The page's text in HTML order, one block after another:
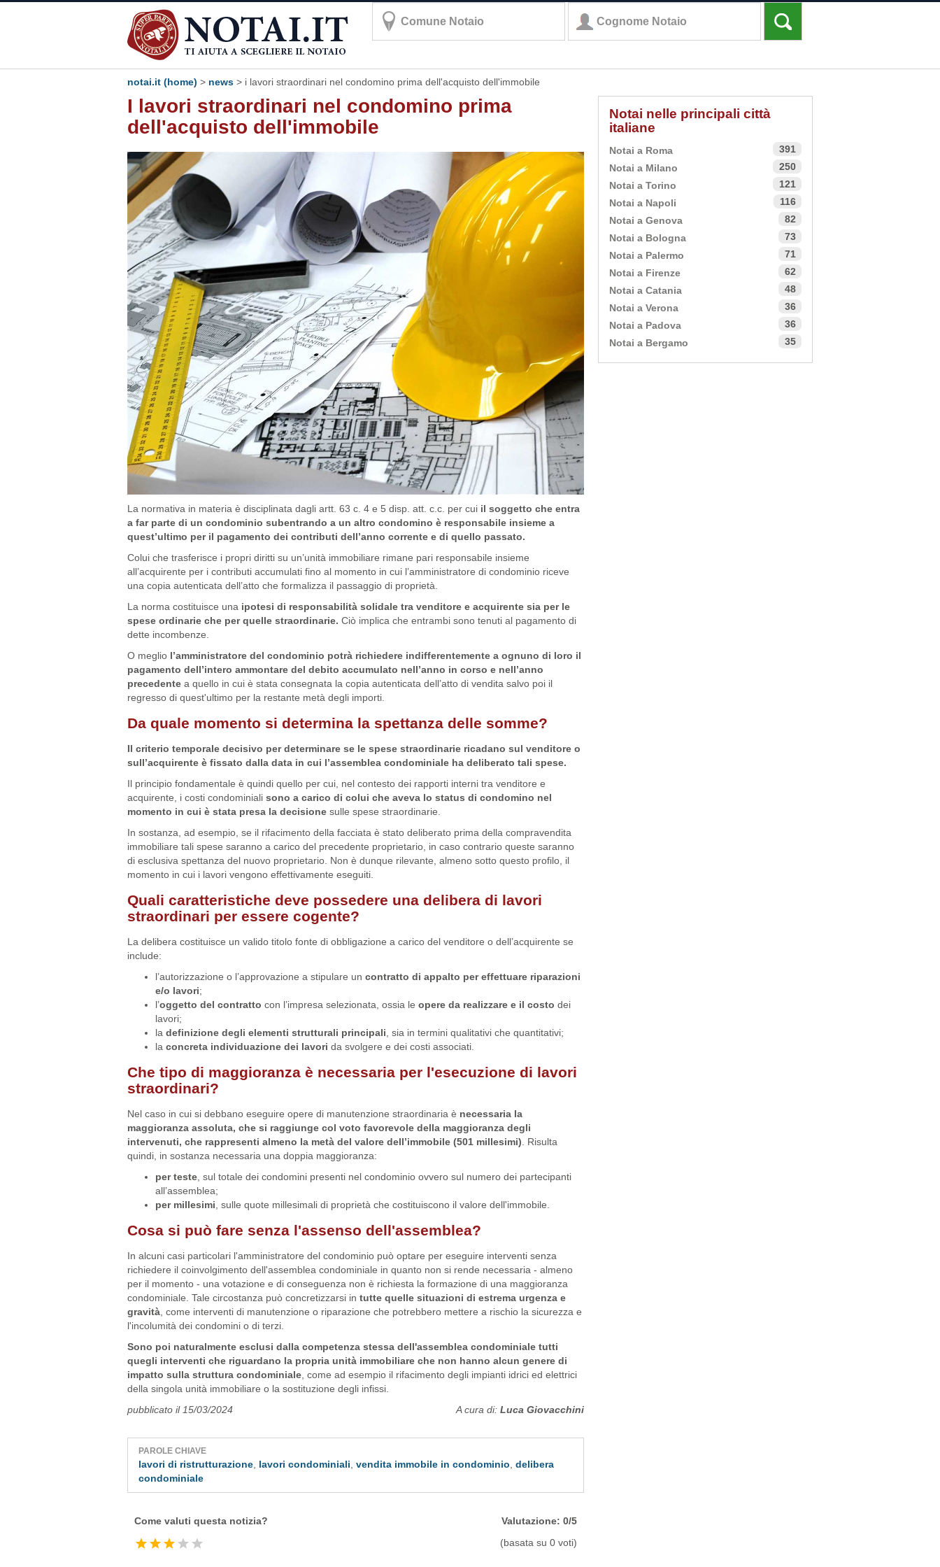
notai.it (home) > news > i lavori straordinari nel condomino prima dell'acquisto dell'immobile
I lavori straordinari nel condomino prima
dell'acquisto dell'immobile
La normativa in materia è disciplinata dagli artt. 63 c. 4 e 5 disp. att. c.c. per cui il soggetto che entra
a far parte di un condominio subentrando a un altro condomino è responsabile insieme a
quest’ultimo per il pagamento dei contributi dell’anno corrente e di quello passato.
Colui che trasferisce i propri diritti su un’unità immobiliare rimane pari responsabile insieme
all’acquirente per i contributi accumulati fino al momento in cui l’amministratore di condominio riceve
una copia autenticata dell’atto che formalizza il passaggio di proprietà.
La norma costituisce una ipotesi di responsabilità solidale tra venditore e acquirente sia per le
spese ordinarie che per quelle straordinarie. Ciò implica che entrambi sono tenuti al pagamento di
dette incombenze.
O meglio l’amministratore del condominio potrà richiedere indifferentemente a ognuno di loro il
pagamento dell’intero ammontare del debito accumulato nell’anno in corso e nell’anno
precedente a quello in cui è stata consegnata la copia autenticata dell’atto di vendita salvo poi il
regresso di quest'ultimo per la restante metà degli importi.
Da quale momento si determina la spettanza delle somme?
Il criterio temporale decisivo per determinare se le spese straordinarie ricadano sul venditore o
sull’acquirente è fissato dalla data in cui l’assemblea condominiale ha deliberato tali spese.
Il principio fondamentale è quindi quello per cui, nel contesto dei rapporti interni tra venditore e
acquirente, i costi condominiali sono a carico di colui che aveva lo status di condomino nel
momento in cui è stata presa la decisione sulle spese straordinarie.
In sostanza, ad esempio, se il rifacimento della facciata è stato deliberato prima della compravendita
immobiliare tali spese saranno a carico del precedente proprietario, in caso contrario queste saranno
di esclusiva spettanza del nuovo proprietario. Non è dunque rilevante, almeno sotto questo profilo, il
momento in cui i lavori vengono effettivamente eseguiti.
Quali caratteristiche deve possedere una delibera di lavori
straordinari per essere cogente?
La delibera costituisce un valido titolo fonte di obbligazione a carico del venditore o dell’acquirente se
include:
l’autorizzazione o l’approvazione a stipulare un contratto di appalto per effettuare riparazioni
e/o lavori;
l’oggetto del contratto con l’impresa selezionata, ossia le opere da realizzare e il costo dei
lavori;
la definizione degli elementi strutturali principali , sia in termini qualitativi che quantitativi;
la concreta individuazione dei lavori da svolgere e dei costi associati.
Che tipo di maggioranza è necessaria per l'esecuzione di lavori
straordinari?
Nel caso in cui si debbano eseguire opere di manutenzione straordinaria è necessaria la
maggioranza assoluta, che si raggiunge col voto favorevole della maggioranza degli
intervenuti, che rappresenti almeno la metà del valore dell’immobile (501 millesimi) . Risulta
quindi, in sostanza necessaria una doppia maggioranza:
per teste , sul totale dei condomini presenti nel condominio ovvero sul numero dei partecipanti
all’assemblea;
per millesimi , sulle quote millesimali di proprietà che costituiscono il valore dell'immobile.
Cosa si può fare senza l'assenso dell'assemblea?
In alcuni casi particolari l'amministratore del condominio può optare per eseguire interventi senza
richiedere il coinvolgimento dell'assemblea condominiale in quanto non si rende necessaria - almeno
per il momento - una votazione e di conseguenza non è richiesta la formazione di una maggioranza
condominiale. Tale circostanza può concretizzarsi in tutte quelle situazioni di estrema urgenza e
gravità , come interventi di manutenzione o riparazione che potrebbero mettere a rischio la sicurezza e
l'incolumità dei condomini o di terzi.
Sono poi naturalmente esclusi dalla competenza stessa dell'assemblea condominiale tutti
quegli interventi che riguardano la propria unità immobiliare che non hanno alcun genere di
impatto sulla struttura condominiale , come ad esempio il rifacimento degli impianti idrici ed elettrici
della singola unità immobiliare o la sostituzione degli infissi.
pubblicato il 15/03/2024
A cura di:Luca Giovacchini
PAROLE CHIAVE
lavori di ristrutturazione lavori condominiali vendita immobile in condominio delibera
condominiale
Come valuti questa notizia?
Valutazione: 0/5
(basata su 0 voti)
Notai nelle principali città
italiane
Notai a Roma
391
Notai a Milano
250
Notai a Torino
121
Notai a Napoli
116
Notai a Genova
82
Notai a Bologna
73
Notai a Palermo
71
Notai a Firenze
62
Notai a Catania
48
Notai a Verona
36
Notai a Padova
36
Notai a Bergamo
35